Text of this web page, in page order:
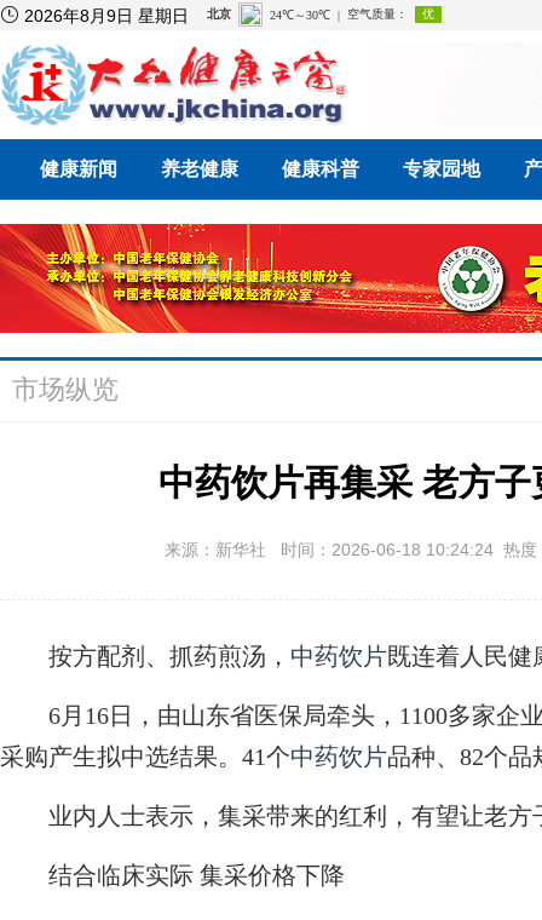
 2026年8月9日 星期日
健康新闻 养老健康 健康科普 专家园地
市场纵览
中药饮片再集采 老方
来源：新华社 时间：2026-06-18 10:24:24 热
按方配剂、抓药煎汤， 中药饮片既连着人民健
6月16日，由山东省医保局牵头，1100多家企
采购产生拟中选结果。41个中药饮片品种、82个品
业内人士表示，集采带来的红利，有望让老方
结合临床实际 集采价格下降